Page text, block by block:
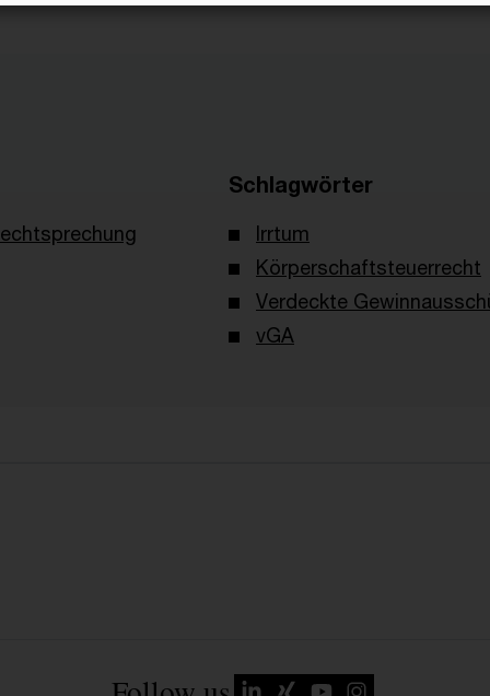
Schlagwörter
Irrtum
Körperschaftsteuerrecht
Verdeckte
vGA